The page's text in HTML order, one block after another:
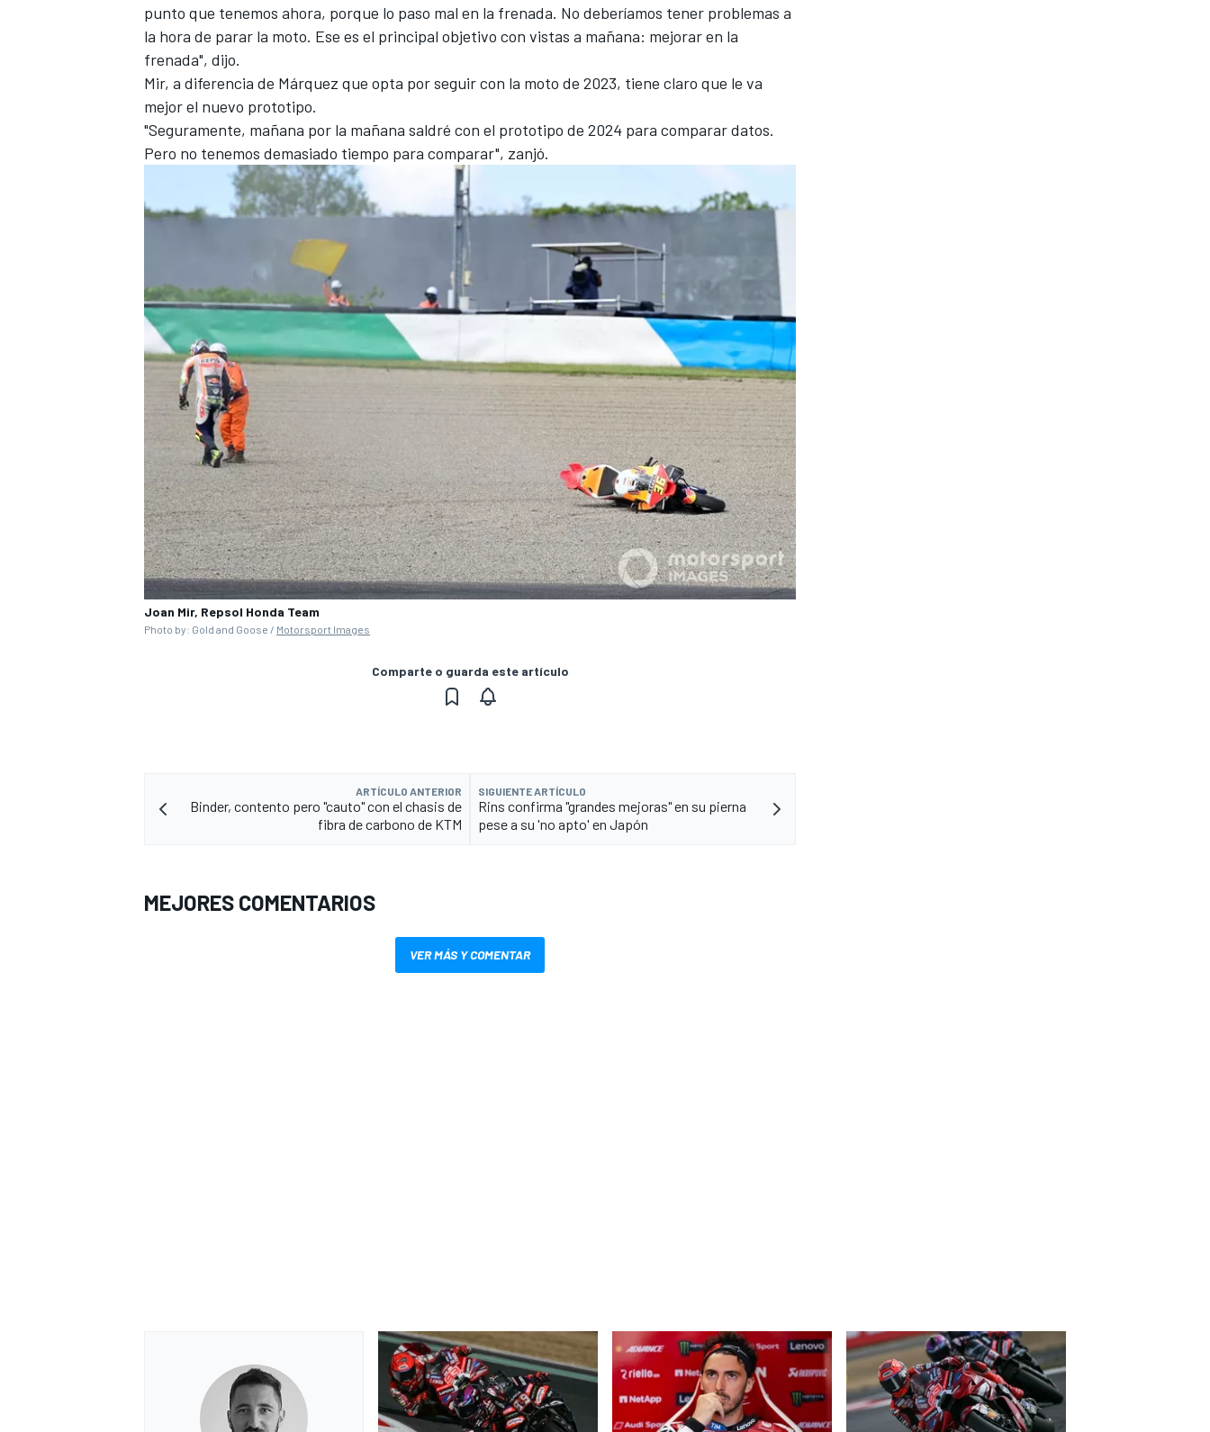
MÁS CATEGORÍAS
punto que tenemos ahora, porque lo paso mal en la frenada. No deberíamos tener problemas a
la hora de parar la moto. Ese es el principal objetivo con vistas a mañana: mejorar en la
frenada", dijo.
Mir, a diferencia de Márquez que opta por seguir con la moto de 2023, tiene claro que le va
mejor el nuevo prototipo.
"Seguramente, mañana por la mañana saldré con el prototipo de 2024 para comparar datos.
Pero no tenemos demasiado tiempo para comparar", zanjó.
Joan Mir, Repsol Honda Team
Photo by: Gold and Goose / Motorsport Images
Comparte o guarda este artículo
ARTÍCULO ANTERIOR
Binder, contento pero "cauto" con el chasis de
fibra de carbono de KTM
SIGUIENTE ARTÍCULO
Rins confirma "grandes mejoras" en su pierna
pese a su 'no apto' en Japón
MEJORES COMENTARIOS
VER MÁS Y COMENTAR